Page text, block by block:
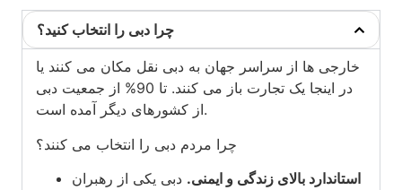
چرا دبی را انتخاب کنید؟
خارجی ها از سراسر جهان به دبی نقل مکان می کنند یا
در اینجا یک تجارت باز می کنند. تا 90% از جمعیت دبی
از کشورهای دیگر آمده است.
استاندارد بالای زندگی و ایمنی. دبی یکی از رهبران